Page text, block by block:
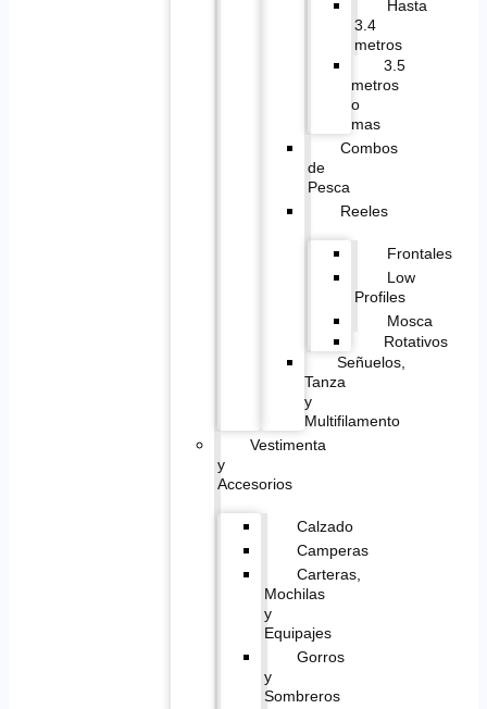
Hasta
3.4
metros
3.5
metros
o
mas
Combos
de
Pesca
Reeles
Frontales
Low
Profiles
Mosca
Rotativos
Señuelos,
Tanza
y
Multifilamento
Vestimenta
y
Accesorios
Calzado
Camperas
Carteras,
Mochilas
y
Equipajes
Gorros
y
Sombreros